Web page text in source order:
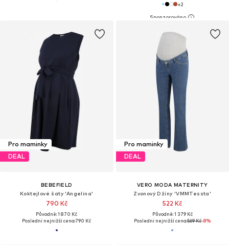
+2
Pro maminky
DEAL
BEBEFIELD
Koktejlové šaty 'Angelina'
790 Kč
Původně: 1 870 Kč
Poslední nejnižší cena:790 Kč
Pro maminky
DEAL
VERO MODA MATERNITY
Zvonový Džíny 'VMMTessta'
522 Kč
Původně: 1 379 Kč
Poslední nejnižší cena:569 Kč-8%